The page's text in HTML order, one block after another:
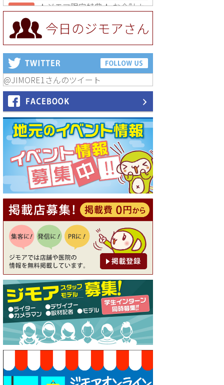
★ジモア限定特典★ お会計よ
り全品5％OFF（ナチュラル＆
ハンドメイドショップ［マキ
マキ］）
[有効期限]2026年9月30日まで
【ジモア限定①】初回割引 特
価 VIO脱毛11,000円⇒8,800円
（メンズ専門ワックス脱毛サ
ロン Mickle（ミックル））
【ジモア読者特典2】コース 3,
500円→3,000円（料理5品+2
時間飲み放題）（創作イタリ
アン Pia Cuore（ピアクオー
レ））
[有効期限]2026年9月30日
【ジモア読者特典1】料理全品
20％OFF ※18時以降（創作イ
タリアン Pia Cuore（ピアクオ
ーレ））
[有効期限]2026年9月30日
【ジモア限定②】初回割引 特
価 鼻毛脱毛 半額 2,200円⇒1,1
00円（メンズ専門ワックス脱
毛サロン Mickle（ミック
ル））
[有効期限]2026年9月30日
【ジモア限定特典①】まつ毛
カール 3,850円→ 2,750円（Pr
emiere（プルミエール））
[有効期限]2026年9月30日
焼き餃子 一皿サービス（餃子
酒場たっちゃん 西早稲田
店）
[有効期限]2026年9月30日
今日のジモアさん
@JIMORE1さんのツイート